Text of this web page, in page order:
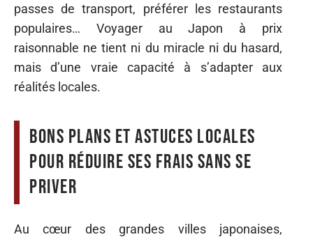
passes de transport, préférer les restaurants
populaires… Voyager au Japon à prix
raisonnable ne tient ni du miracle ni du hasard,
mais d’une vraie capacité à s’adapter aux
réalités locales.
Bons plans et astuces locales
pour réduire ses frais sans se
priver
Au cœur des grandes villes japonaises,